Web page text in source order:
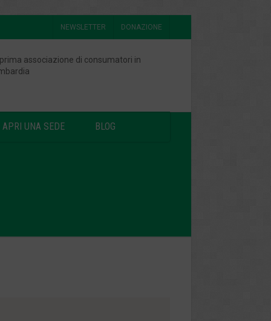
NEWSLETTER DONAZIONE
prima associazione di consumatori in
APRI UNA SEDE BLOG